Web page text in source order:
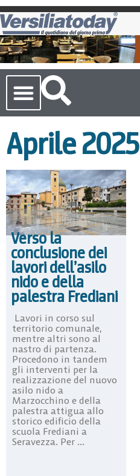
Aprile 2025
Verso la
conclusione dei
lavori dell’asilo
nido e della
palestra Frediani
Lavori in corso sul
territorio comunale,
mentre altri sono al
nastro di partenza.
Procedono in tandem
gli interventi per la
realizzazione del nuovo
asilo nido a
Marzocchino e della
palestra attigua allo
storico edificio della
scuola Frediani a
Seravezza. Per ...